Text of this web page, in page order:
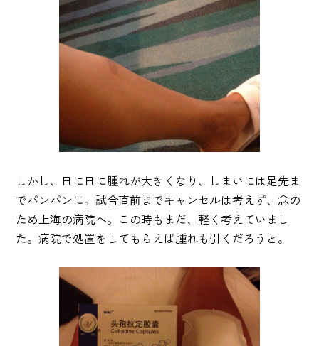
しかし、日に日に腫れが大きくなり、しまいには足先ま
でパンパンに。試合直前までキャンセルは考えず、念の
ため上海の病院へ。この時もまだ、軽く考えていまし
た。病院で処置をしてもらえば腫れも引くだろうと。